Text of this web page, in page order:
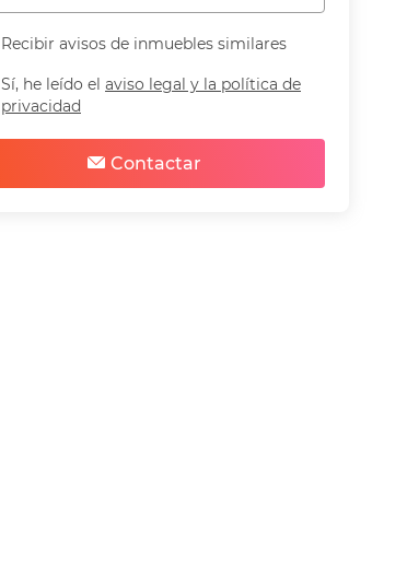
Recibir avisos de inmuebles similares
Sí, he leído el aviso legal y la política de
privacidad
Contactar